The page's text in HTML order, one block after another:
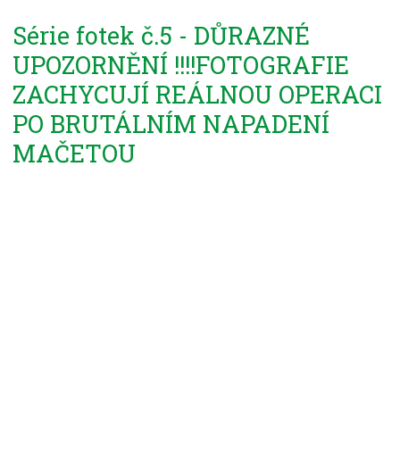
Série fotek č.5 - DŮRAZNÉ
UPOZORNĚNÍ !!!!FOTOGRAFIE
ZACHYCUJÍ REÁLNOU OPERACI
PO BRUTÁLNÍM NAPADENÍ
MAČETOU